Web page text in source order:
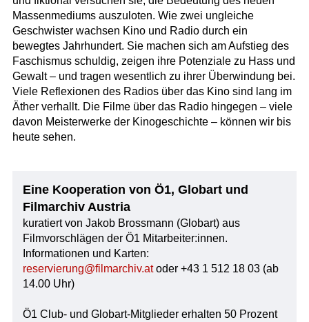
Massenmediums auszuloten. Wie zwei ungleiche
Geschwister wachsen Kino und Radio durch ein
bewegtes Jahrhundert. Sie machen sich am Aufstieg des
Faschismus schuldig, zeigen ihre Potenziale zu Hass und
Gewalt – und tragen wesentlich zu ihrer Überwindung bei.
Viele Reflexionen des Radios über das Kino sind lang im
Äther verhallt. Die Filme über das Radio hingegen – viele
davon Meisterwerke der Kinogeschichte – können wir bis
heute sehen.
Eine Kooperation von Ö1, Globart und
Filmarchiv Austria
kuratiert von Jakob Brossmann (Globart) aus
Filmvorschlägen der Ö1 Mitarbeiter:innen.
Informationen und Karten:
reservierung@filmarchiv.atoder +43 1 512 18 03 (ab
14.00 Uhr)
Ö1 Club- und Globart-Mitglieder erhalten 50 Prozent